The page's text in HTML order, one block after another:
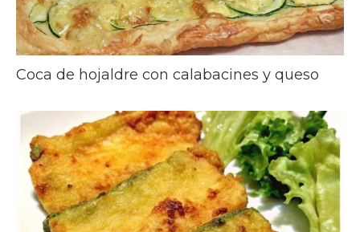
Coca de hojaldre con calabacines y queso